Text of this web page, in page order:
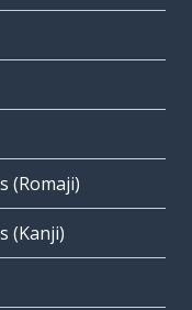
(Romaji)
(Kanji)